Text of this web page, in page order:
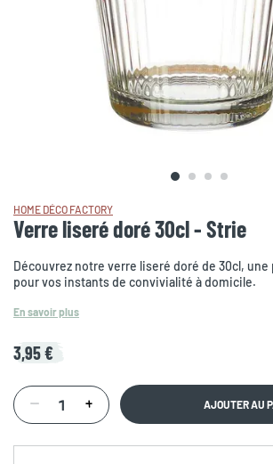
HOME DÉCO FACTORY
Verre liseré doré 30cl - Strie
Découvrez notre verre liseré doré de 30cl,
pour vos instants de convivialité à domicile.
En savoir plus
3,95 €
AJOUTER AU